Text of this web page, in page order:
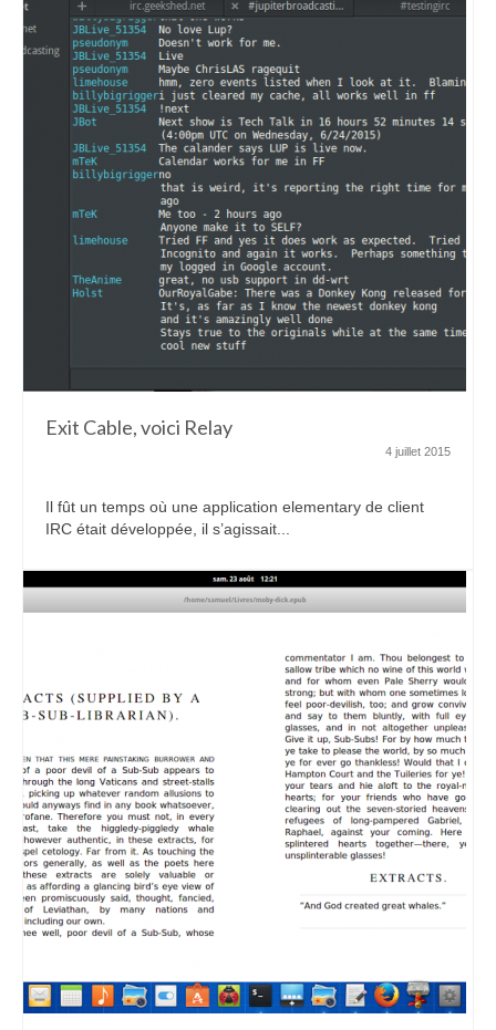
Exit Cable, voici Relay
4 juillet 2015
Il fût un temps où une application elementary de client
IRC était développée, il s’agissait...